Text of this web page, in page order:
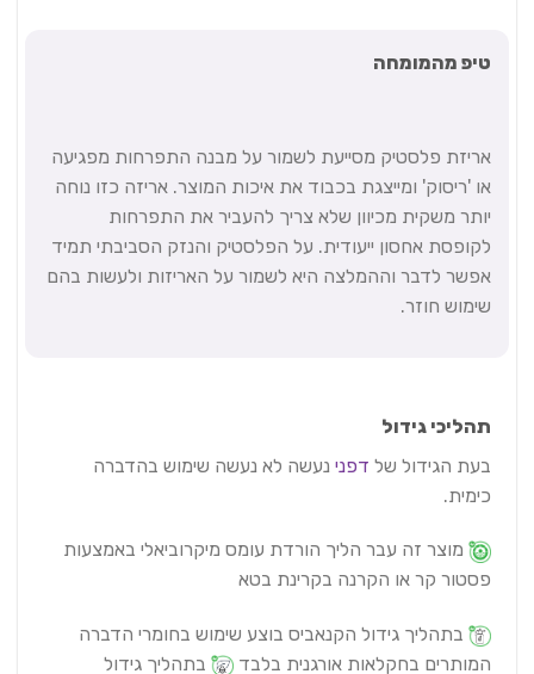
טיפ מהמומחה
אריזת פלסטיק מסייעת לשמור על מבנה התפרחות מפגיעה
או 'ריסוק' ומייצגת בכבוד את איכות המוצר. אריזה כזו נוחה
יותר משקית מכיוון שלא צריך להעביר את התפרחות
לקופסת אחסון ייעודית. על הפלסטיק והנזק הסביבתי תמיד
אפשר לדבר וההמלצה היא לשמור על האריזות ולעשות בהם
שימוש חוזר.
תהליכי גידול
בעת הגידול של דפנינעשה לא נעשה שימוש בהדברה
כימית.
מוצר זה עבר הליך הורדת עומס מיקרוביאלי באמצעות
פסטור קר או הקרנה בקרינת בטא
בתהליך גידול הקנאביס בוצע שימוש בחומרי הדברה
המותרים בחקלאות אורגנית בלבד
בתהליך גידול